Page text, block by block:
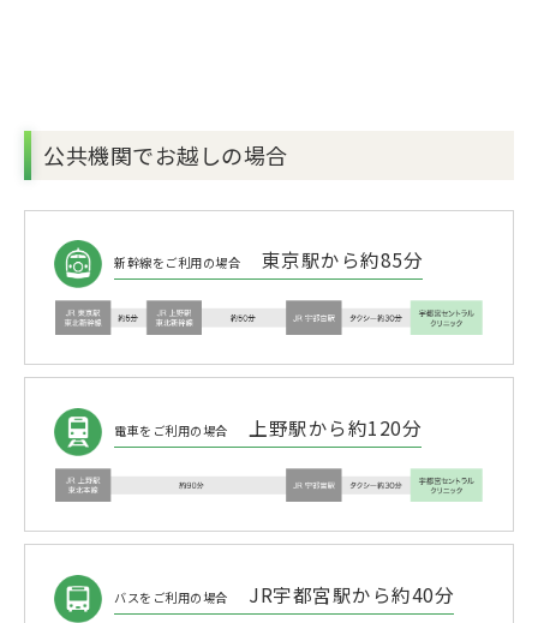
公共機関でお越しの場合
新幹線をご利用の場合 東京駅から約85分
電車をご利用の場合 上野駅から約120分
バスをご利用の場合 JR宇都宮駅から約40分